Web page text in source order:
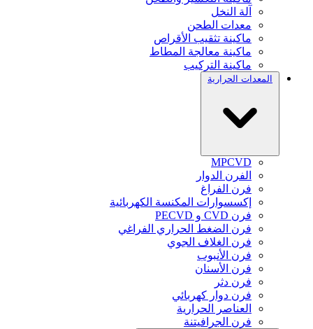
آلة النخل
معدات الطحن
ماكينة تثقيب الأقراص
ماكينة معالجة المطاط
ماكينة التركيب
المعدات الحرارية
MPCVD
الفرن الدوار
فرن الفراغ
إكسسوارات المكنسة الكهربائية
فرن CVD و PECVD
فرن الضغط الحراري الفراغي
فرن الغلاف الجوي
فرن الأنبوب
فرن الأسنان
فرن دثر
فرن دوار كهربائي
العناصر الحرارية
فرن الجرافيتنة